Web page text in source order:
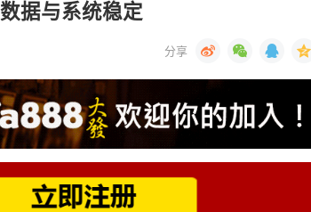
据与系统稳定